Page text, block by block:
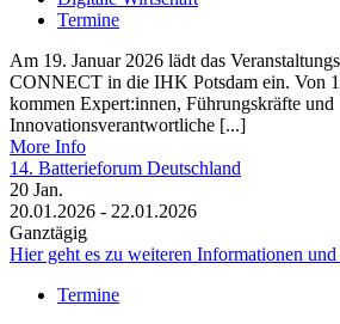
Termine
Am 19. Januar 2026 lädt das
CONNECT in die IHK Potsdam ein. Von
kommen Expert:innen, Führungskräfte und
Innovationsverantwortliche [...]
More Info
14. Batterieforum Deutschland
20 Jan.
20.01.2026 - 22.01.2026
Ganztägig
Hier geht es zu weiteren Informationen
Termine